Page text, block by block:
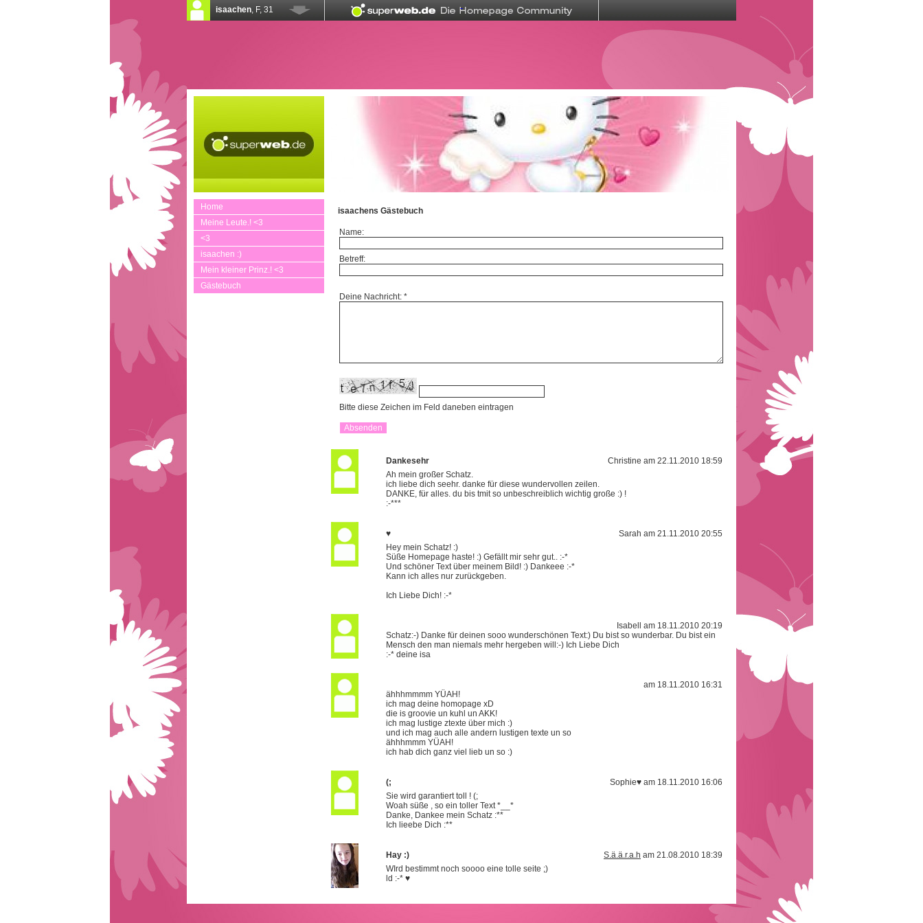
Home
Meine Leute.! <3
<3
isaachen :)
Mein kleiner Prinz.! <3
Gästebuch
isaachens Gästebuch
Name:
Betreff:
Deine Nachricht: *
Bitte diese Zeichen im Feld daneben eintragen
Christine am 22.11.2010 18:59
Dankesehr
Ah mein großer Schatz.
ich liebe dich seehr. danke für diese wundervollen zeilen.
DANKE, für alles. du bis tmit so unbeschreiblich wichtig große :) !
:-***
Sarah am 21.11.2010 20:55
♥
Hey mein Schatz! :)
Süße Homepage haste! :) Gefällt mir sehr gut.. :-*
Und schöner Text über meinem Bild! :) Dankeee :-*
Kann ich alles nur zurückgeben.
Ich Liebe Dich! :-*
Isabell am 18.11.2010 20:19
Schatz:-) Danke für deinen sooo wunderschönen Text:) Du bist so wunderbar. Du bist ein
Mensch den man niemals mehr hergeben will:-) Ich Liebe Dich
:-* deine isa
am 18.11.2010 16:31
ähhhmmmm YÜAH!
ich mag deine homopage xD
die is groovie un kuhl un AKK!
ich mag lustige ztexte über mich :)
und ich mag auch alle andern lustigen texte un so
ähhhmmm YÜAH!
ich hab dich ganz viel lieb un so :)
Sophie♥ am 18.11.2010 16:06
(;
Sie wird garantiert toll ! (;
Woah süße , so ein toller Text *__*
Danke, Dankee mein Schatz :**
Ich lieebe Dich :**
S.ä.ä.r.a.h am 21.08.2010 18:39
Hay :)
WIrd bestimmt noch soooo eine tolle seite ;)
ld :-* ♥